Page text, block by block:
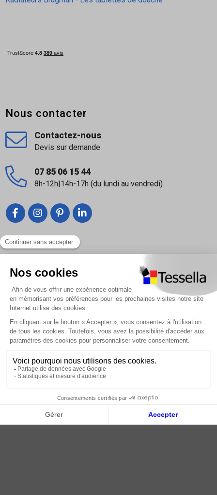
Liens utiles
Nous contacter
À propos
Paiement sécurisé
Livraison | Retour client
Nos tutos
Connexion / Inscription
Nous contacter
Contactez-nous
Devis sur demande
07 85 06 15 44
8h-12h|14h-17h (du lundi au vendredi)
2018 - 2026 © Tessella, Tous droits réservés